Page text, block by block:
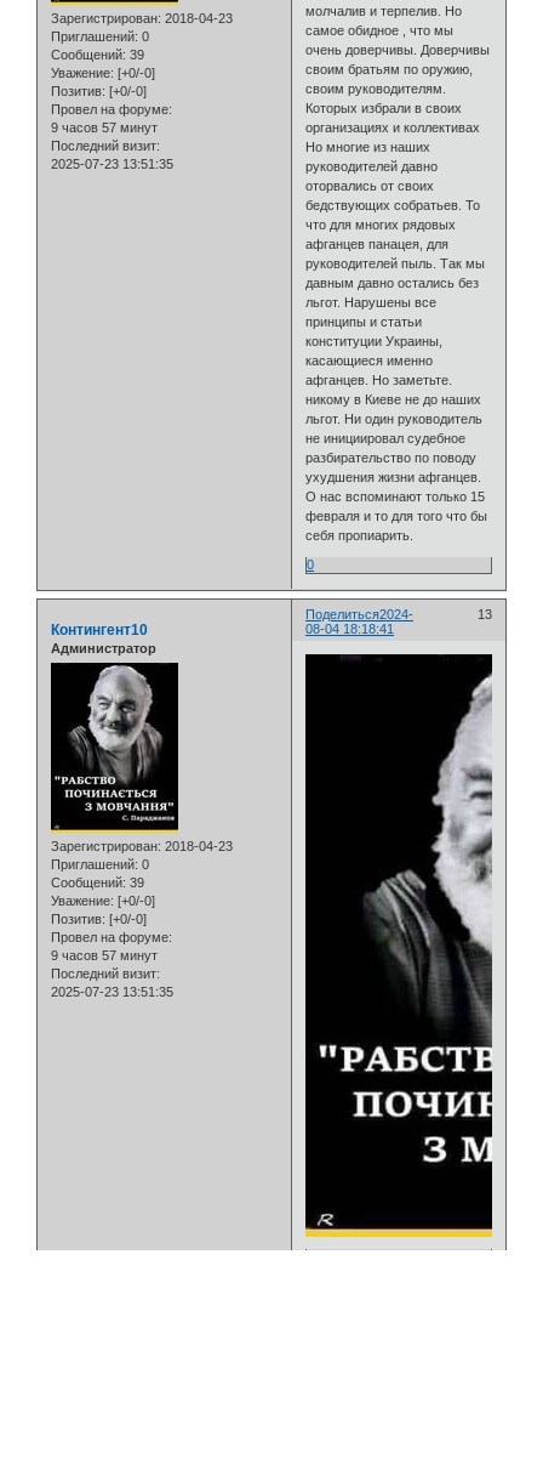
Зарегистрирован: 2018-04-23
Приглашений: 0
Сообщений: 39
Уважение: [+0/-0]
Позитив: [+0/-0]
Провел на форуме:
9 часов 57 минут
Последний визит:
2025-07-23 13:51:35
молчалив и терпелив. Но
самое обидное , что мы
очень доверчивы. Доверчивы
своим братьям по оружию,
своим руководителям.
Которых избрали в своих
организациях и коллективах
Но многие из наших
руководителей давно
оторвались от своих
бедствующих собратьев. То
что для многих рядовых
афганцев панацея, для
руководителей пыль. Так мы
давным давно остались без
льгот. Нарушены все
принципы и статьи
конституции Украины,
касающиеся именно
афганцев. Но заметьте.
никому в Киеве не до наших
льгот. Ни один руководитель
не инициировал судебное
разбирательство по поводу
ухудшения жизни афганцев.
О нас вспоминают только 15
февраля и то для того что бы
себя пропиарить.
0
Поделиться 13
2024-
08-04 18:18:41
Контингент10
Администратор
Зарегистрирован: 2018-04-23
Приглашений: 0
Сообщений: 39
Уважение: [+0/-0]
Позитив: [+0/-0]
Провел на форуме:
9 часов 57 минут
Последний визит:
2025-07-23 13:51:35